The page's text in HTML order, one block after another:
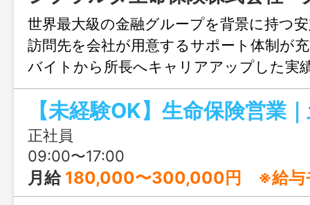
世界最大級の金融グループを背景に持つ
訪問先を会社が用意するサポート体制が
バイトから所長へキャリアアップした実
た分をしっかり褒める明るい職場文化の
でも着実に成長できる環境です。
正社員
09:00〜17:00
月給 180,000〜300,000円 ※給与